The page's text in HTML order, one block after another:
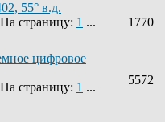
55° в.д.
На страницу: 1 ...
1770
цифровое
На страницу: 1 ...
5572